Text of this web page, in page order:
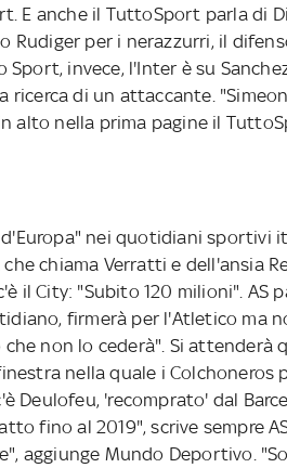
E anche il TuttoSport parla di
Rudiger per i nerazzurri, il
Sport, invece, l'Inter è su
ricerca di un attaccante.
alto nella prima pagine il
nei quotidiani sportivi
chiama Verratti e dell'ansia
il City: "Subito 120 milioni". AS
firmerà per l'Atletico ma
non lo cederà". Si attenderà
nella quale i Colchoneros
Deulofeu, 'recomprato' dal
fino al 2019", scrive sempre
aggiunge Mundo Deportivo.